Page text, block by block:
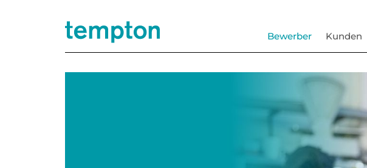
Bewerber Kunden